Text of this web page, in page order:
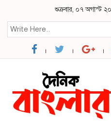
শুক্রবার, ০৭ অগাস্ট